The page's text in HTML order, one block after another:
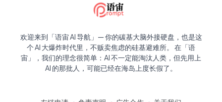
欢迎来到「语宙 AI 导航」— 你的碳基大脑外接硬盘，也是这
个 AI 大爆炸时代里，不贩卖焦虑的硅基避难所。 在「语
宙」，我们的理念很简单：AI 不一定能淘汰人类，但先用上
AI 的那批人，可能已经在海岛上度长假了。